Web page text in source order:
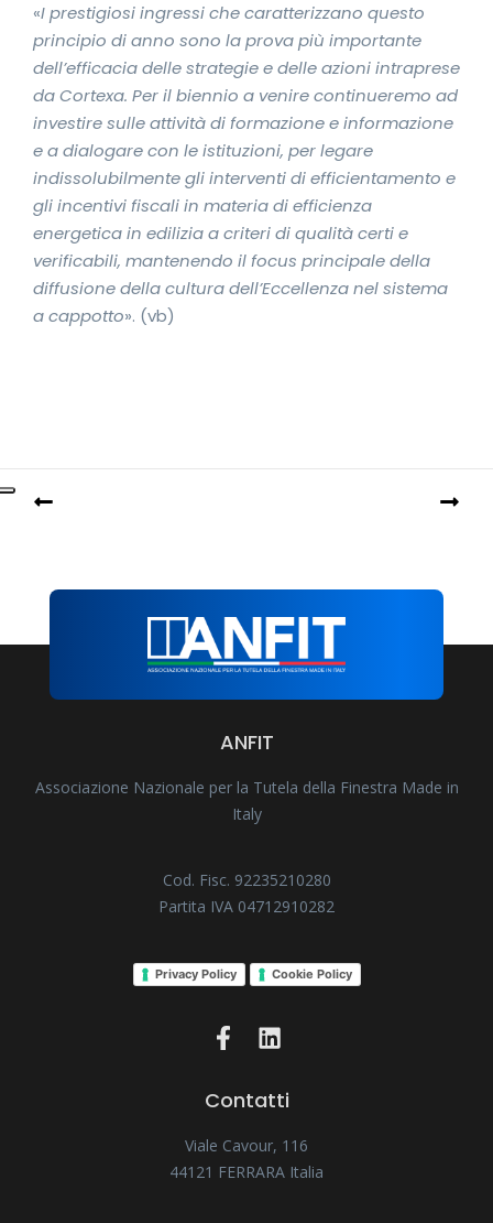
«I prestigiosi ingressi che caratterizzano questo
principio di anno sono la prova più importante
dell’efficacia delle strategie e delle azioni intraprese
da Cortexa. Per il biennio a venire continueremo ad
investire sulle attività di formazione e informazione
e a dialogare con le istituzioni, per legare
indissolubilmente gli interventi di efficientamento e
gli incentivi fiscali in materia di efficienza
energetica in edilizia a criteri di qualità certi e
verificabili, mantenendo il focus principale della
diffusione della cultura dell’Eccellenza nel sistema
a cappotto». (vb)
ANFIT
Associazione Nazionale per la Tutela della Finestra Made in
Italy
Cod. Fisc. 92235210280
Partita IVA 04712910282
Privacy Policy Cookie Policy
Contatti
Viale Cavour, 116
44121 FERRARA Italia